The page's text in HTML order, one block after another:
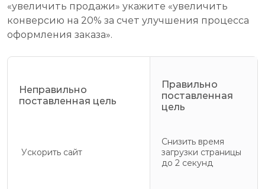
«увеличить продажи» укажите «увеличить
конверсию на 20% за счет улучшения процесса
оформления заказа».
Неправильно
поставленная цель
Правильно
поставленная
цель
Ускорить сайт
Снизить время
загрузки страницы
до 2 секунд